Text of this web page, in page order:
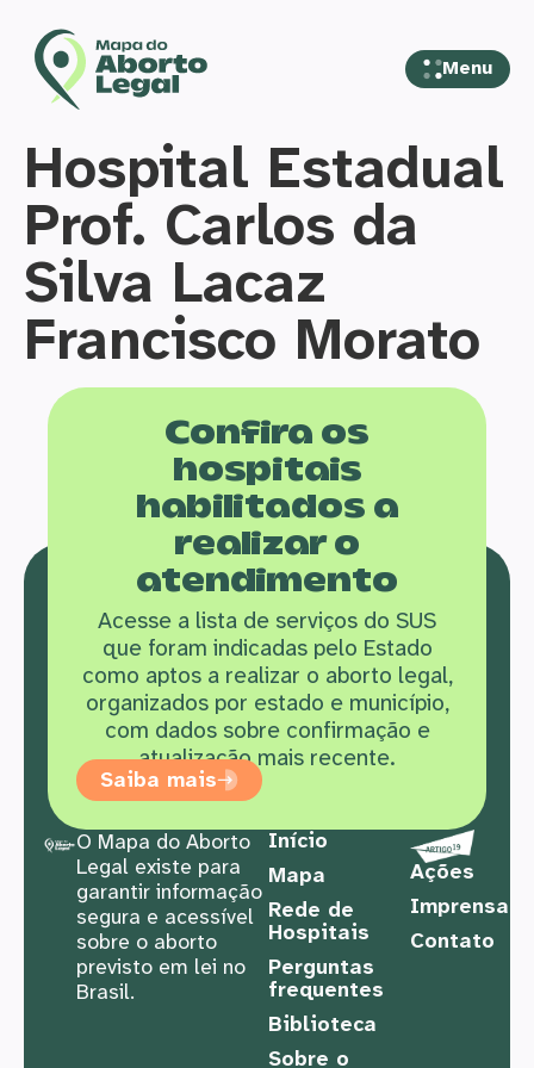
Menu
Hospital Estadual
Prof. Carlos da
Silva Lacaz
Francisco Morato
Confira os
hospitais
habilitados a
realizar o
atendimento
Acesse a lista de serviços do SUS
que foram indicadas pelo Estado
como aptos a realizar o aborto legal,
organizados por estado e município,
com dados sobre confirmação e
atualização mais recente.
Saiba mais
O Mapa do Aborto
Legal existe para
garantir informação
segura e acessível
sobre o aborto
previsto em lei no
Brasil.
Início
Mapa
Rede de
Hospitais
Perguntas
frequentes
Biblioteca
Sobre o
Ações
Imprensa
Contato